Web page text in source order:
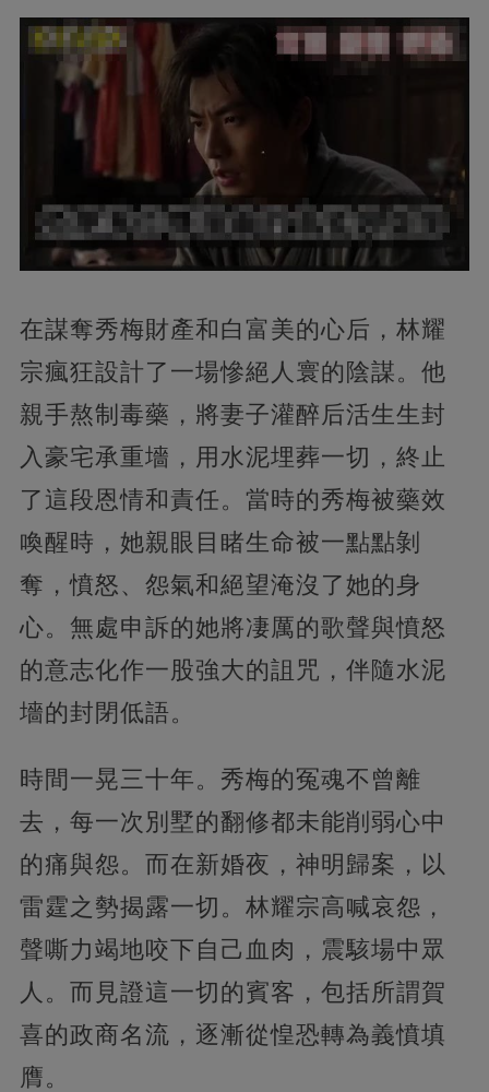
在謀奪秀梅財產和白富美的心后，林耀
宗瘋狂設計了一場慘絕人寰的陰謀。他
親手熬制毒藥，將妻子灌醉后活生生封
入豪宅承重墻，用水泥埋葬一切，終止
了這段恩情和責任。當時的秀梅被藥效
喚醒時，她親眼目睹生命被一點點剝
奪，憤怒、怨氣和絕望淹沒了她的身
心。無處申訴的她將凄厲的歌聲與憤怒
的意志化作一股強大的詛咒，伴隨水泥
墻的封閉低語。
時間一晃三十年。秀梅的冤魂不曾離
去，每一次別墅的翻修都未能削弱心中
的痛與怨。而在新婚夜，神明歸案，以
雷霆之勢揭露一切。林耀宗高喊哀怨，
聲嘶力竭地咬下自己血肉，震駭場中眾
人。而見證這一切的賓客，包括所謂賀
喜的政商名流，逐漸從惶恐轉為義憤填
膺。